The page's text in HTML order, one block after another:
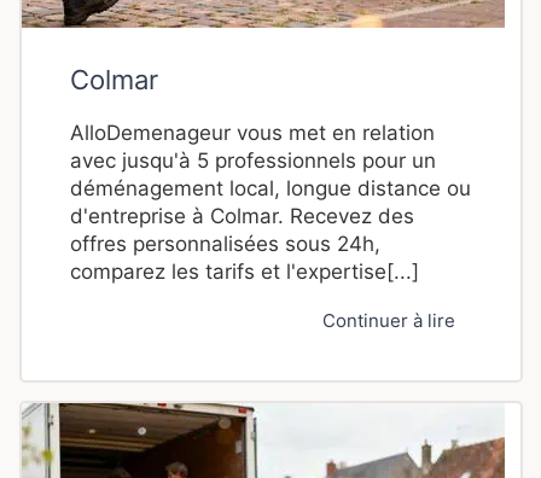
Colmar
AlloDemenageur vous met en relation
avec jusqu'à 5 professionnels pour un
déménagement local, longue distance ou
d'entreprise à Colmar. Recevez des
offres personnalisées sous 24h,
comparez les tarifs et l'expertise[...]
Continuer à lire